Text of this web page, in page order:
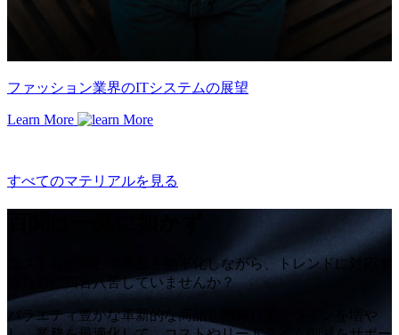
ファッション業界のITシステムの展望
Learn More
すべてのマテリアルを見る
コストを管理して業務を効率化しながら、トレンドに対応す
るために四苦八苦していませんか？
バラエティ豊かな革新的な商品を開発して、ラインを増や